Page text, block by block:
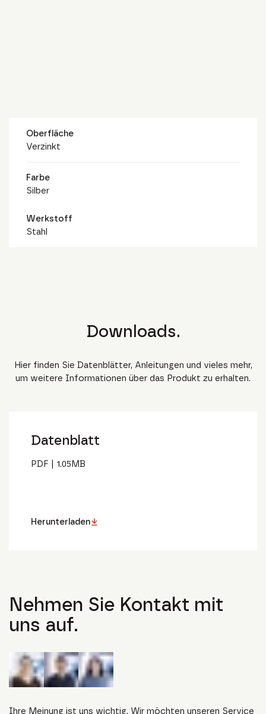
Oberfläche
Verzinkt
Farbe
Silber
Werkstoff
Stahl
Downloads.
Hier finden Sie Datenblätter, Anleitungen und vieles mehr,
um weitere Informationen über das Produkt zu erhalten.
Datenblatt
PDF 1.05MB
Herunterladen
Nehmen Sie Kontakt mit
uns auf.
Ihre Meinung ist uns wichtig. Wir möchten unseren Service